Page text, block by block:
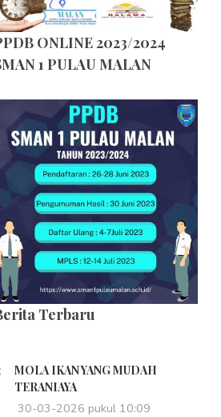
ONLINE 2023/2024
1 PULAU MALAN
Terbaru
MOLA IKAN YANG MUDAH
TERANIAYA
30-03-2026 pukul 10:09